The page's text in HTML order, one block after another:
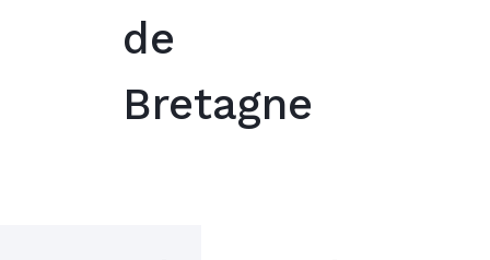
de
Bretagne